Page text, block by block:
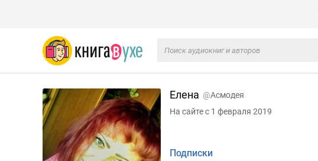
Елена @Асмодея
На сайте с 1 февраля 2019
Подписки